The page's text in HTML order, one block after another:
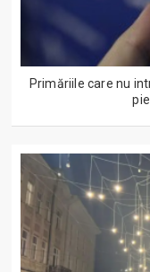
Primăriile care nu